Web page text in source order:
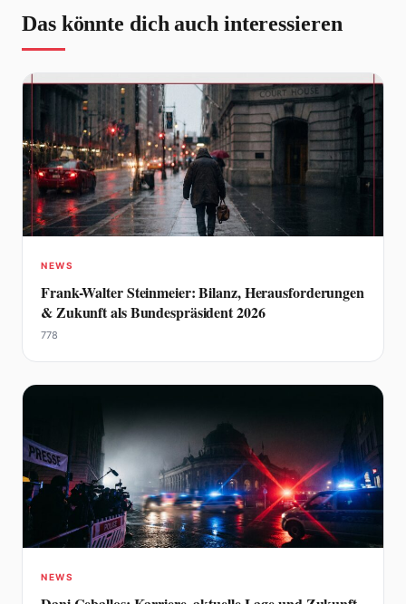
Das könnte dich auch interessieren
NEWS
Frank-Walter Steinmeier: Bilanz, Herausforderungen
& Zukunft als Bundespräsident 2026
778
NEWS